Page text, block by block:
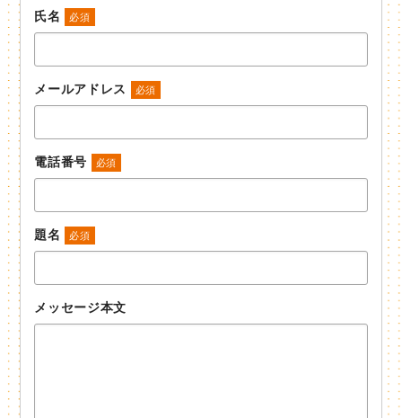
氏名 必須
メールアドレス 必須
電話番号 必須
題名 必須
メッセージ本文